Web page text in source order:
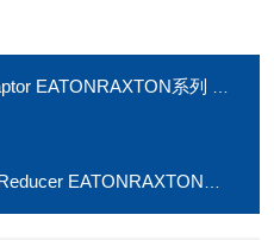
系列 ABE1818Y不锈钢变径接头
系列 BBA1312YXN铜镀镍减径接头